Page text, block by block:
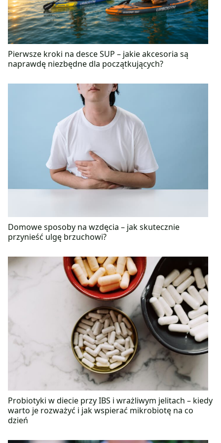
zamiłowaniem do podrózy, zwierząt i tańca.
Pierwsze kroki na desce SUP – jakie akcesoria są
naprawdę niezbędne dla początkujących?
Domowe sposoby na wzdęcia – jak skutecznie
przynieść ulgę brzuchowi?
Probiotyki w diecie przy IBS i wrażliwym jelitach – kiedy
warto je rozważyć i jak wspierać mikrobiotę na co
dzień